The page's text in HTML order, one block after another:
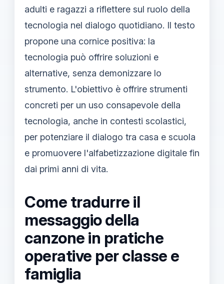
adulti e ragazzi a riflettere sul ruolo della
tecnologia nel dialogo quotidiano. Il testo
propone una cornice positiva: la
tecnologia può offrire soluzioni e
alternative, senza demonizzare lo
strumento. L'obiettivo è offrire strumenti
concreti per un uso consapevole della
tecnologia, anche in contesti scolastici,
per potenziare il dialogo tra casa e scuola
e promuovere l'alfabetizzazione digitale fin
dai primi anni di vita.
Come tradurre il
messaggio della
canzone in pratiche
operative per classe e
famiglia